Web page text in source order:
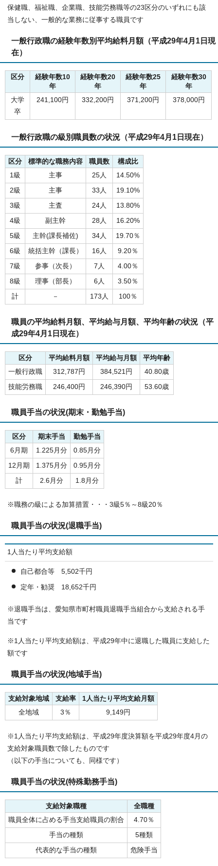
保健職、福祉職、企業職、技能労務職等の23区分のいずれにも該
当しない、一般的な業務に従事する職員です
一般行政職の経験年数別平均給料月額（平成29年4月1日現
在）
区分
経験年数10
年
経験年数20
年
経験年数25
年
経験年数30
年
大学
卒
241,100円 332,200円 371,200円 378,000円
一般行政職の級別職員数の状況（平成29年4月1日現在）
区分 標準的な職務内容 職員数
構成比
1級
主事 25人 14.50%
2級 主事 33人 19.10%
3級 主査 24人 13.80%
4級 副主幹 28人 16.20%
5級 主幹(課長補佐) 34人 19.70％
6級 統括主幹（課長） 16人 9.20％
7級 参事（次長） 7人 4.00％
8級 理事（部長） 6人 3.50％
計 － 173人 100％
職員の平均給料月額、平均給与月額、平均年齢の状況（平
成29年4月1日現在）
区分 平均給料月額 平均給与月額
平均年齢
一般行政職
312,787円 384,521円 40.80歳
技能労務職 246,400円 246,390円 53.60歳
職員手当の状況(期末・勤勉手当)
区分 期末手当
勤勉手当
6月期
1.225月分 0.85月分
12月期 1.375月分 0.95月分
計 2.6月分 1.8月分
※職務の級による加算措置・・・3級5％～8級20％
職員手当の状況(退職手当)
1人当たり平均支給額
自己都合等 5,502千円
定年・勧奨 18,652千円
※退職手当は、愛知県市町村職員退職手当組合から支給される手
当です
※1人当たり平均支給額は、平成29年中に退職した職員に支給した
額です
職員手当の状況(地域手当)
支給対象地域 支給率
1人当たり平均支給月額
全地域
3％ 9,149円
※1人当たり平均支給額は、平成29年度決算額を平成29年度4月の
支給対象職員数で除したものです
（以下の手当についても、同様です）
職員手当の状況(特殊勤務手当)
支給対象職種
全職種
職員全体に占める手当支給職員の割合
4.70％
手当の種類 5種類
代表的な手当の種類 危険手当